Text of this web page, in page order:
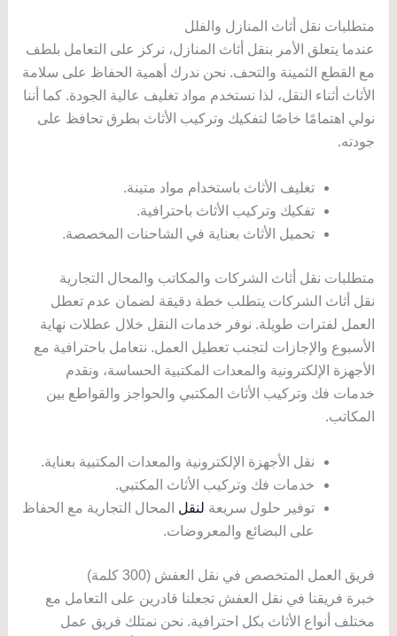
متطلبات نقل أثاث المنازل والفلل
عندما يتعلق الأمر بنقل أثاث المنازل، نركز على التعامل بلطف
مع القطع الثمينة والتحف. نحن ندرك أهمية الحفاظ على سلامة
الأثاث أثناء النقل، لذا نستخدم مواد تغليف عالية الجودة. كما أننا
نولي اهتمامًا خاصًا لتفكيك وتركيب الأثاث بطرق تحافظ على
جودته.
تغليف الأثاث باستخدام مواد متينة.
تفكيك وتركيب الأثاث باحترافية.
تحميل الأثاث بعناية في الشاحنات المخصصة.
متطلبات نقل أثاث الشركات والمكاتب والمحال التجارية
نقل أثاث الشركات يتطلب خطة دقيقة لضمان عدم تعطل
العمل لفترات طويلة. نوفر خدمات النقل خلال عطلات نهاية
الأسبوع والإجازات لتجنب تعطيل العمل. نتعامل باحترافية مع
الأجهزة الإلكترونية والمعدات المكتبية الحساسة، ونقدم
خدمات فك وتركيب الأثاث المكتبي والحواجز والقواطع بين
المكاتب.
نقل الأجهزة الإلكترونية والمعدات المكتبية بعناية.
خدمات فك وتركيب الأثاث المكتبي.
توفير حلول سريعة لنقل المحال التجارية مع الحفاظ
على البضائع والمعروضات.
فريق العمل المتخصص في نقل العفش (300 كلمة)
خبرة فريقنا في نقل العفش تجعلنا قادرين على التعامل مع
مختلف أنواع الأثاث بكل احترافية. نحن نمتلك فريق عمل